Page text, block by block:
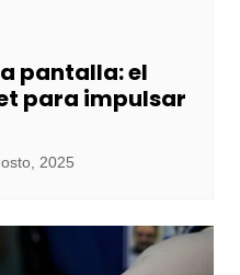
pantalla: el
para impulsar
2025